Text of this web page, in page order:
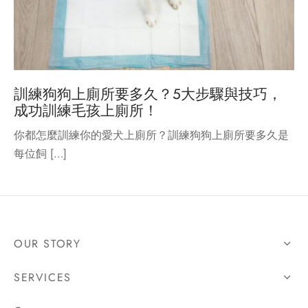
訓練狗狗上廁所要多久？5大步驟與技巧，
成功訓練毛孩上廁所！
你都怎麼訓練你的愛犬上廁所？訓練狗狗上廁所要多久是
每位飼 […]
OUR STORY
SERVICES